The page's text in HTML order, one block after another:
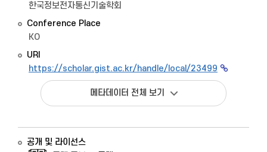
한국정보전자통신기술학회
Conference Place
KO
URI
https://scholar.gist.ac.kr/handle/local/23499
메타데이터 전체 보기
공개 및 라이선스